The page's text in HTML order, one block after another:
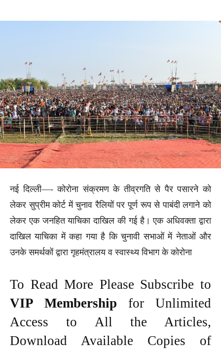
नई दिल्ली—- कोरोना संक्रमण के तीव्रगति से पैर पसारने को
लेकर सुप्रीम कोर्ट में चुनाव रैलियों पर पूर्ण रूप से पाबंदी लगाने को
लेकर एक जनहित याचिका दाखिल की गई है। एक अधिवक्ता द्वारा
दाखिल याचिका में कहा गया है कि चुनावी सभाओं में नेताओं और
उनके समर्थकों द्वारा गृहमंत्रालय व स्वास्थ्य विभाग के कोरोना
To Read More Please Subscribe to
VIP Membership for Unlimited
Access to All the Articles,
Download Available Copies of